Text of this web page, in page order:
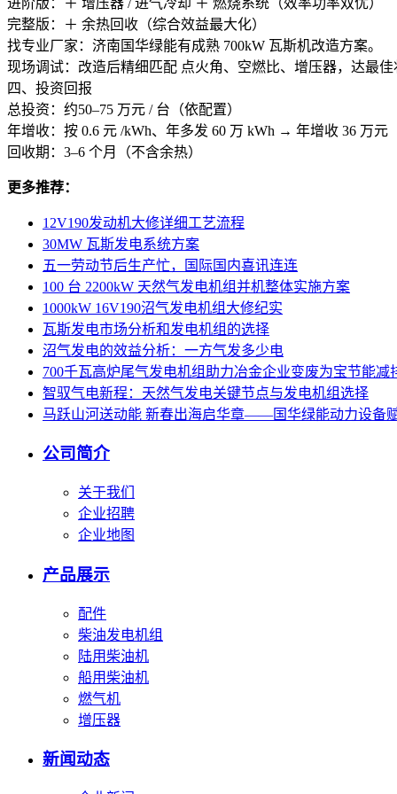
完整版：＋ 余热回收（综合效益最大化）
找专业厂家：济南国华绿能有成熟 700kW 瓦斯机改造方案。
现场调试：改造后精细匹配 点火角、空燃比、增压器，达最佳
四、投资回报
总投资：约50–75 万元 / 台（依配置）
年增收：按 0.6 元 /kWh、年多发 60 万 kWh → 年增收 36 万元
回收期：3–6 个月（不含余热）
更多推荐：
12V190发动机大修详细工艺流程
30MW 瓦斯发电系统方案
五一劳动节后生产忙，国际国内喜讯连连
100 台 2200kW 天然气发电机组并机整体实施方案
1000kW 16V190沼气发电机组大修纪实
瓦斯发电市场分析和发电机组的选择
沼气发电的效益分析：一方气发多少电
700千瓦高炉尾气发电机组助力冶金企业变废为宝节能减
智驭气电新程：天然气发电关键节点与发电机组选择
马跃山河送动能 新春出海启华章——国华绿能动力设备
公司简介
关于我们
企业招聘
企业地图
产品展示
配件
柴油发电机组
陆用柴油机
船用柴油机
燃气机
增压器
新闻动态